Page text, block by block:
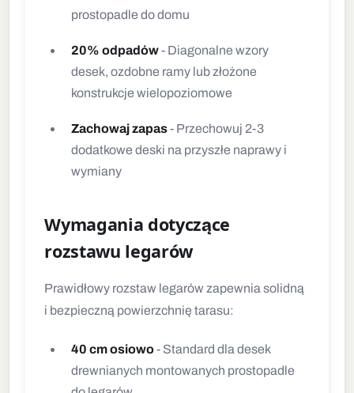
prostopadle do domu
20% odpadów- Diagonalne wzory
desek, ozdobne ramy lub złożone
konstrukcje wielopoziomowe
Zachowaj zapas- Przechowuj 2-3
dodatkowe deski na przyszłe naprawy i
wymiany
Wymagania dotyczące
rozstawu legarów
Prawidłowy rozstaw legarów zapewnia solidną
i bezpieczną powierzchnię tarasu:
40 cm osiowo- Standard dla desek
drewnianych montowanych prostopadle